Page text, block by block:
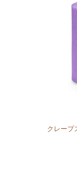
クレープ